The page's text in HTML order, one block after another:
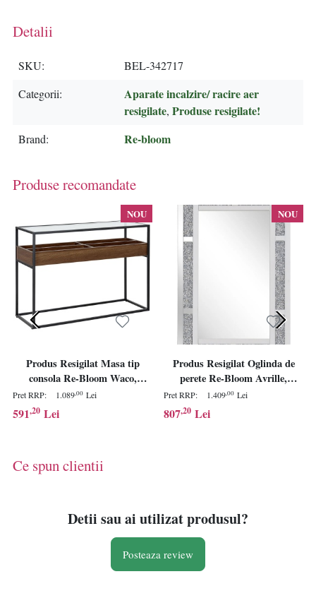
Detalii
SKU
BEL-342717
Categorii
Aparate incalzire/ racire aer
resigilate, Produse resigilate!
Brand Re-bloom
Produse recomandate
NOU
Produs Resigilat Masa tip
consola Re-Bloom Waco,
fier/sticla securizata/PAL,
110x40x80 cm, 30 kg,
maro/negru - Verificat A
Pret RRP: 1.089,00 Lei
591,20 Lei
NOU
Produs Resigilat Oglinda de
perete Re-Bloom Avrille,
MDF/sticla acrilica, 60x90x2
cm, dreptunghiulara,
orizontal/vertical, argintiu -
Pret RRP: 1.409,00 Lei
807,20 Lei
Ce spun clientii
Detii sau ai utilizat produsul?
Posteaza review